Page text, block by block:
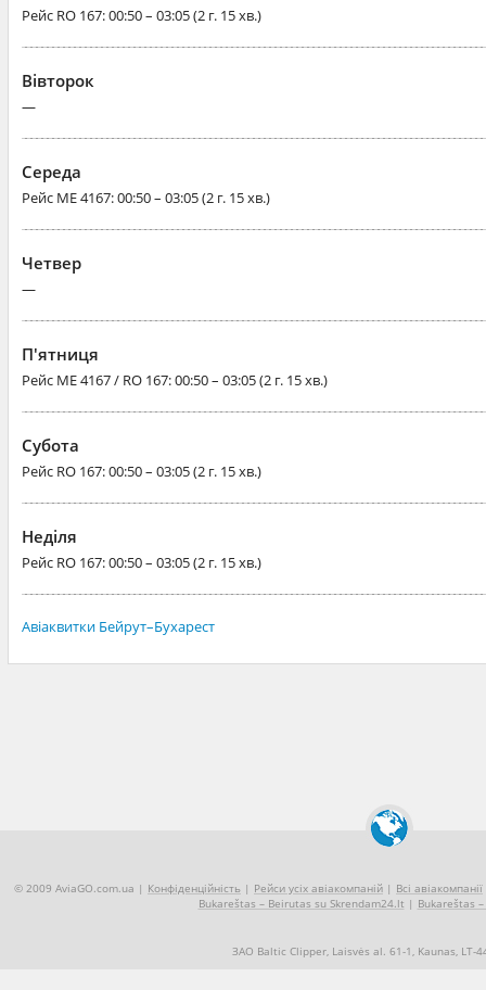
Рейс RO 167: 00:50 – 03:05 (2 г. 15 хв.)
Вівторок
—
Середа
Рейс ME 4167: 00:50 – 03:05 (2 г. 15 хв.)
Четвер
—
П'ятниця
Рейс ME 4167 / RO 167: 00:50 – 03:05 (2 г. 15 хв.)
Субота
Рейс RO 167: 00:50 – 03:05 (2 г. 15 хв.)
Неділя
Рейс RO 167: 00:50 – 03:05 (2 г. 15 хв.)
Авіаквитки Бейрут–Бухарест
© 2009 AviaGO.com.ua | Конфіденційність | Рейси усіх авіакомпаній | Всі авіакомпанії
Bukareštas – Beirutas su Skrendam24.lt | Bukareštas
ЗАО Baltic Clipper, Laisvės al. 61-1, Kaunas, LT-